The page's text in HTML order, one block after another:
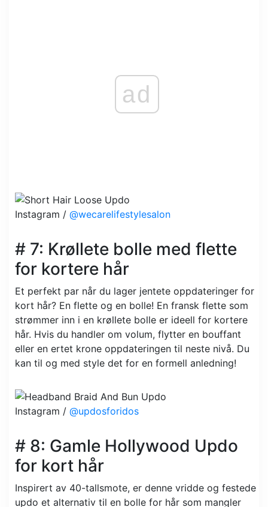
ad
Instagram / @wecarelifestylesalon
# 7: Krøllete bolle med flette
for kortere hår
Et perfekt par når du lager jentete oppdateringer for
kort hår? En flette og en bolle! En fransk flette som
strømmer inn i en krøllete bolle er ideell for kortere
hår. Hvis du handler om volum, flytter en bouffant
eller en ertet krone oppdateringen til neste nivå. Du
kan til og med style det for en formell anledning!
Instagram / @updosforidos
# 8: Gamle Hollywood Updo
for kort hår
Inspirert av 40-tallsmote, er denne vridde og festede
updo et alternativ til en bolle for hår som mangler